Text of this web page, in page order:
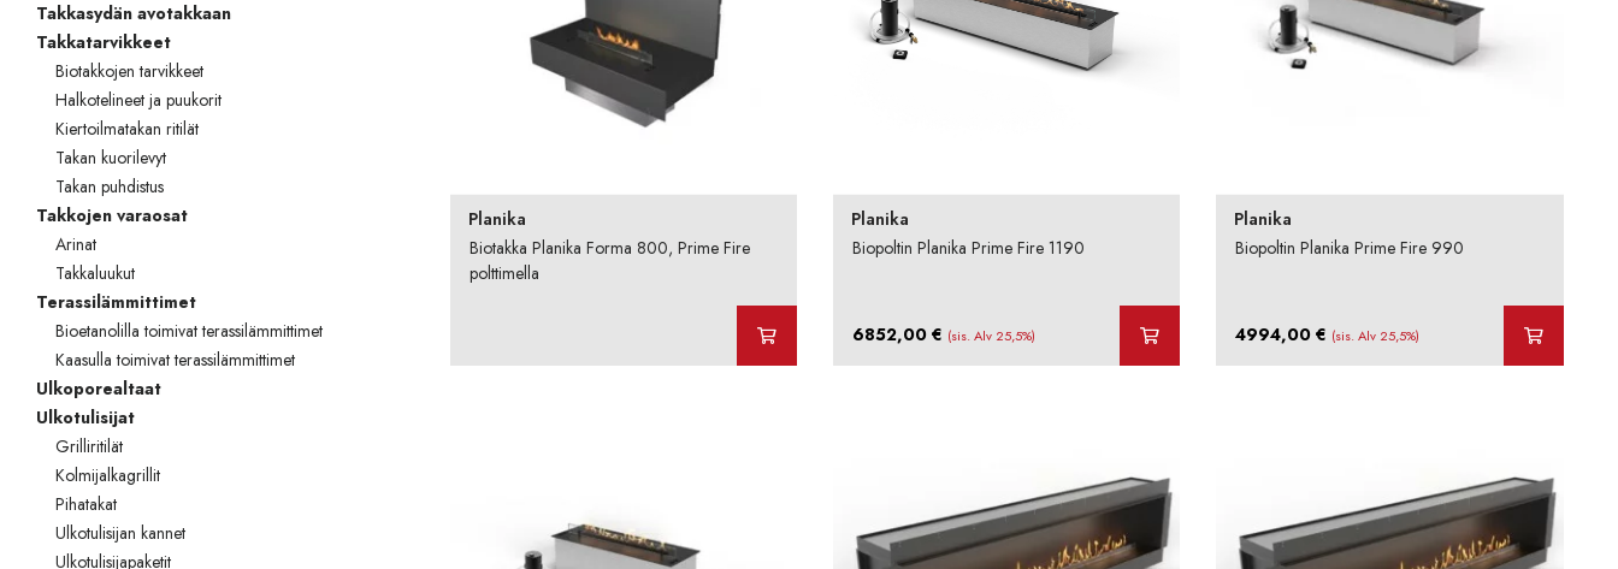
Takkasydän avotakkaan
Takkatarvikkeet
Biotakkojen tarvikkeet
Halkotelineet ja puukorit
Kiertoilmatakan ritilät
Takan kuorilevyt
Takan puhdistus
Takkojen varaosat
Arinat
Takkaluukut
Terassilämmittimet
Bioetanolilla toimivat terassilämmittimet
Kaasulla toimivat terassilämmittimet
Ulkoporealtaat
Ulkotulisijat
Grilliritilät
Kolmijalkagrillit
Pihatakat
Ulkotulisijan kannet
Ulkotulisijapaketit
Planika
Biotakka Planika Forma 800, Prime Fire
polttimella
Planika
Biopoltin Planika Prime Fire 1190
6852,00 € (sis. Alv 25,5%)
Planika
Biopoltin Planika Prime Fire 990
4994,00€ (sis. Alv 25,5%)